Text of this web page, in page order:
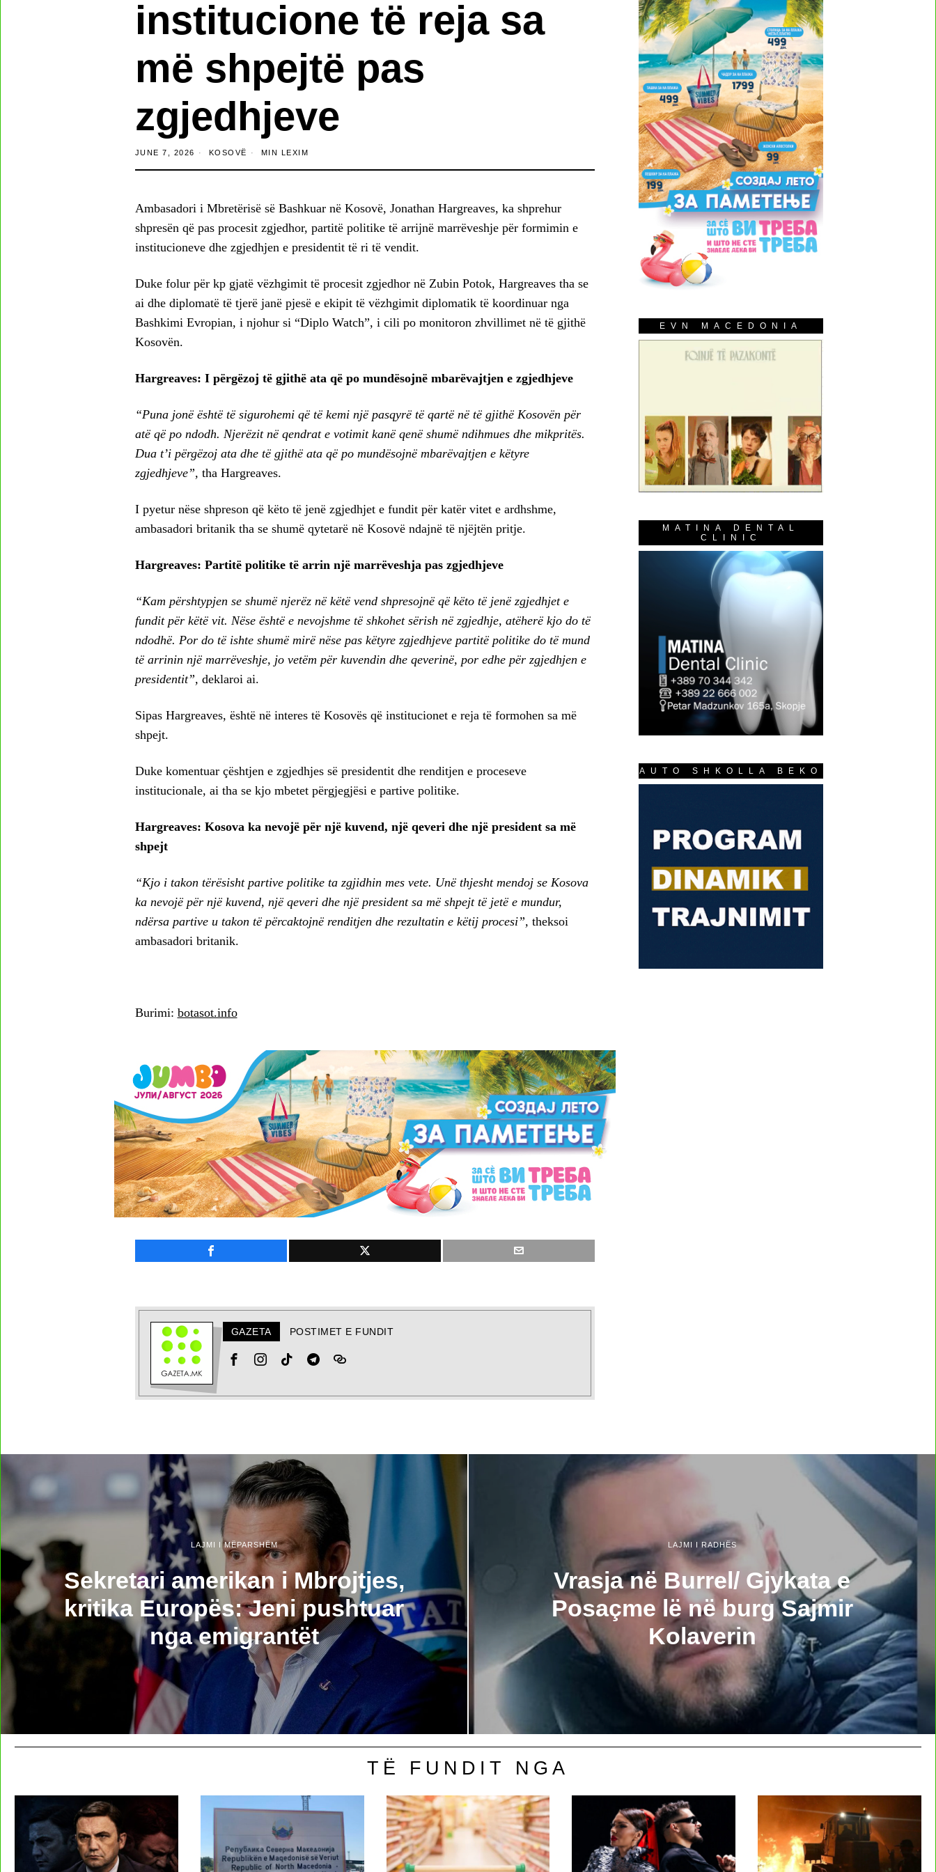
institucione të reja sa
më shpejtë pas
zgjedhjeve
JUNE 7, 2026 KOSOVË MIN LEXIM
Ambasadori i Mbretërisë së Bashkuar në Kosovë, Jonathan Hargreaves, ka shprehur
shpresën që pas procesit zgjedhor, partitë politike të arrijnë marrëveshje për formimin e
institucioneve dhe zgjedhjen e presidentit të ri të vendit.
Duke folur për kp gjatë vëzhgimit të procesit zgjedhor në Zubin Potok, Hargreaves tha se
ai dhe diplomatë të tjerë janë pjesë e ekipit të vëzhgimit diplomatik të koordinuar nga
Bashkimi Evropian, i njohur si “Diplo Watch”, i cili po monitoron zhvillimet në të gjithë
Kosovën.
Hargreaves: I përgëzoj të gjithë ata që po mundësojnë mbarëvajtjen e zgjedhjeve
“Puna jonë është të sigurohemi që të kemi një pasqyrë të qartë në të gjithë Kosovën për
atë që po ndodh. Njerëzit në qendrat e votimit kanë qenë shumë ndihmues dhe mikpritës.
Dua t’i përgëzoj ata dhe të gjithë ata që po mundësojnë mbarëvajtjen e këtyre
zgjedhjeve”, tha Hargreaves.
I pyetur nëse shpreson që këto të jenë zgjedhjet e fundit për katër vitet e ardhshme,
ambasadori britanik tha se shumë qytetarë në Kosovë ndajnë të njëjtën pritje.
Hargreaves: Partitë politike të arrin një marrëveshja pas zgjedhjeve
“Kam përshtypjen se shumë njerëz në këtë vend shpresojnë që këto të jenë zgjedhjet e
fundit për këtë vit. Nëse është e nevojshme të shkohet sërish në zgjedhje, atëherë kjo do të
ndodhë. Por do të ishte shumë mirë nëse pas këtyre zgjedhjeve partitë politike do të mund
të arrinin një marrëveshje, jo vetëm për kuvendin dhe qeverinë, por edhe për zgjedhjen e
presidentit”, deklaroi ai.
Sipas Hargreaves, është në interes të Kosovës që institucionet e reja të formohen sa më
shpejt.
Duke komentuar çështjen e zgjedhjes së presidentit dhe renditjen e proceseve
institucionale, ai tha se kjo mbetet përgjegjësi e partive politike.
Hargreaves: Kosova ka nevojë për një kuvend, një qeveri dhe një president sa më
shpejt
“Kjo i takon tërësisht partive politike ta zgjidhin mes vete. Unë thjesht mendoj se Kosova
ka nevojë për një kuvend, një qeveri dhe një president sa më shpejt të jetë e mundur,
ndërsa partive u takon të përcaktojnë renditjen dhe rezultatin e këtij procesi”, theksoi
ambasadori britanik.
Burimi: botasot.info
GAZETA POSTIMET E FUNDIT
EVN MACEDONIA
MATINA DENTAL
CLINIC
AUTO SHKOLLA BEKO
LAJMI I MËPARSHËM
Sekretari amerikan i Mbrojtjes,
kritika Europës: Jeni pushtuar
nga emigrantët
LAJMI I RADHËS
Vrasja në Burrel/ Gjykata e
Posaçme lë në burg Sajmir
Kolaverin
TË FUNDIT NGA